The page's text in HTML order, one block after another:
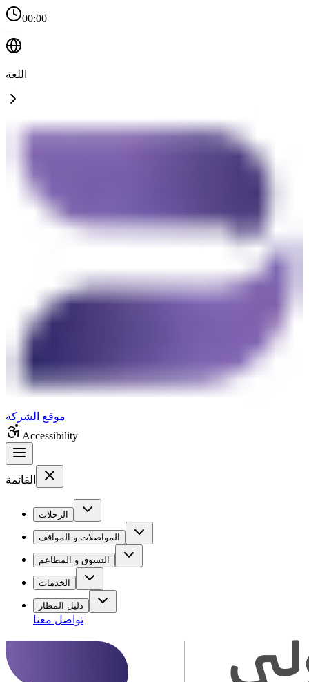
00:00
—
اللغة
موقع الشركة
Accessibility
القائمة
الرحلات
المواصلات و المواقف
التسوق و المطاعم
الخدمات
دليل المطار
تواصل معنا